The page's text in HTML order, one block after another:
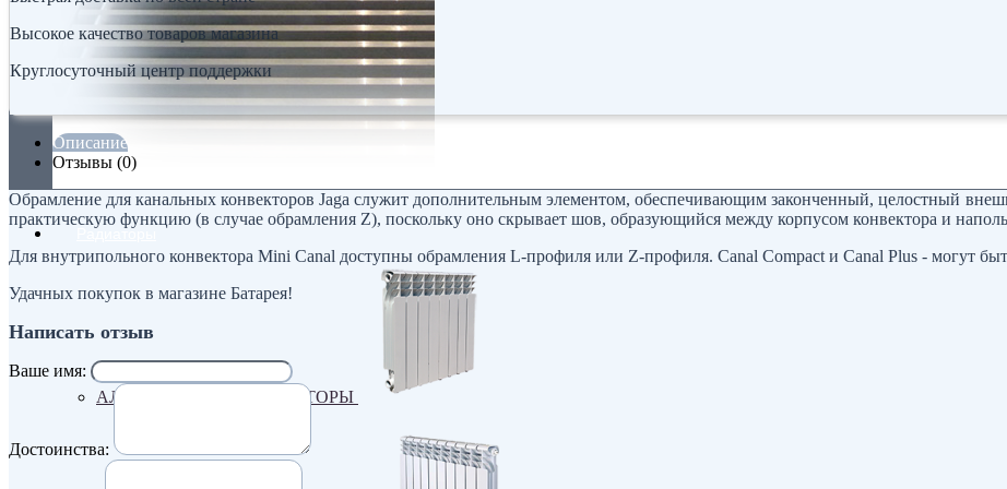
Радиаторы
АЛЮМИНИЕВЫЕ РАДИАТОРЫ
Высокое качество товаров магазина
Круглосуточный центр поддержки
Описание
Отзывы (0)
Обрамление для канальных конвекторов Jaga служит дополнительным элементом, обеспечивающим законченный, целостный
практическую функцию (в случае обрамления Z), поскольку оно скрывает шов, образующийся между корпусом конвектора и
Для внутрипольного конвектора Mini Canal доступны обрамления L-профиля или Z-профиля. Canal Compact и Canal Plus - могут
Удачных покупок в магазине Батарея!
Написать отзыв
Ваше имя:
Достоинства: